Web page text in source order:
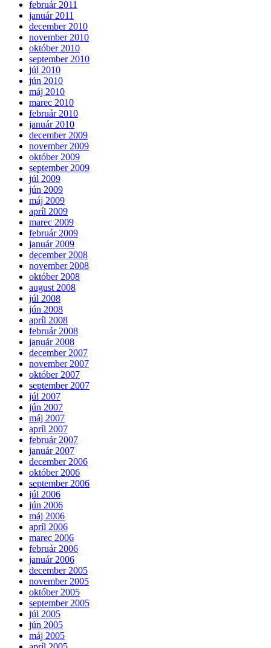
február 2011
január 2011
december 2010
november 2010
október 2010
september 2010
júl 2010
jún 2010
máj 2010
marec 2010
február 2010
január 2010
december 2009
november 2009
október 2009
september 2009
júl 2009
jún 2009
máj 2009
apríl 2009
marec 2009
február 2009
január 2009
december 2008
november 2008
október 2008
august 2008
júl 2008
jún 2008
apríl 2008
február 2008
január 2008
december 2007
november 2007
október 2007
september 2007
júl 2007
jún 2007
máj 2007
apríl 2007
február 2007
január 2007
december 2006
október 2006
september 2006
júl 2006
jún 2006
máj 2006
apríl 2006
marec 2006
február 2006
január 2006
december 2005
november 2005
október 2005
september 2005
júl 2005
jún 2005
máj 2005